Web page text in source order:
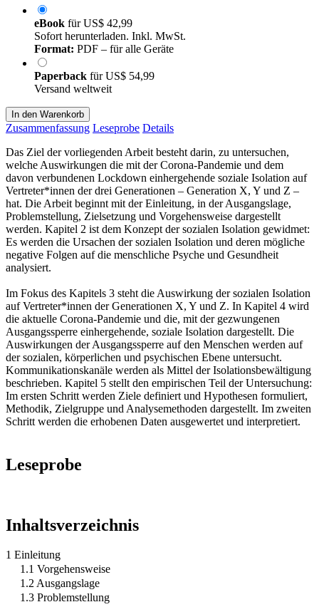
eBook fürUS$ 42,99
Sofort herunterladen. Inkl. MwSt.
Format: PDF – für alle Geräte
Paperback fürUS$ 54,99
Versand weltweit
In den Warenkorb
Zusammenfassung Leseprobe Details
Das Ziel der vorliegenden Arbeit besteht darin, zu untersuchen,
welche Auswirkungen die mit der Corona-Pandemie und dem
davon verbundenen Lockdown einhergehende soziale Isolation auf
Vertreter*innen der drei Generationen – Generation X, Y und Z –
hat. Die Arbeit beginnt mit der Einleitung, in der Ausgangslage,
Problemstellung, Zielsetzung und Vorgehensweise dargestellt
werden. Kapitel 2 ist dem Konzept der sozialen Isolation gewidmet:
Es werden die Ursachen der sozialen Isolation und deren mögliche
negative Folgen auf die menschliche Psyche und Gesundheit
analysiert.
Im Fokus des Kapitels 3 steht die Auswirkung der sozialen Isolation
auf Vertreter*innen der Generationen X, Y und Z. In Kapitel 4 wird
die aktuelle Corona-Pandemie und die, mit der gezwungenen
Ausgangssperre einhergehende, soziale Isolation dargestellt. Die
Auswirkungen der Ausgangssperre auf den Menschen werden auf
der sozialen, körperlichen und psychischen Ebene untersucht.
Kommunikationskanäle werden als Mittel der Isolationsbewältigung
beschrieben. Kapitel 5 stellt den empirischen Teil der Untersuchung:
Im ersten Schritt werden Ziele definiert und Hypothesen formuliert,
Methodik, Zielgruppe und Analysemethoden dargestellt. Im zweiten
Schritt werden die erhobenen Daten ausgewertet und interpretiert.
Leseprobe
Inhaltsverzeichnis
1 Einleitung
1.1 Vorgehensweise
1.2 Ausgangslage
1.3 Problemstellung